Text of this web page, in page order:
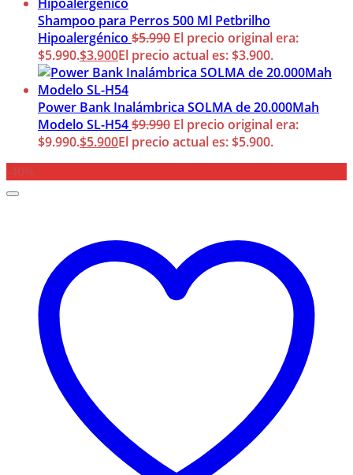
Shampoo para Perros 500 Ml Petbrilho
Hipoalergénico $5.990 El precio original era:
$5.990.$3.900El precio actual es: $3.900.
Power Bank Inalámbrica SOLMA de 20.000Mah
Modelo SL-H54$9.990 El precio original era:
$9.990.$5.900El precio actual es: $5.900.